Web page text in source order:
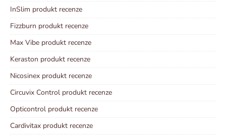
InSlim produkt recenze
Fizzburn produkt recenze
Max Vibe produkt recenze
Keraston produkt recenze
Nicosinex produkt recenze
Circuvix Control produkt recenze
Opticontrol produkt recenze
Cardivitax produkt recenze